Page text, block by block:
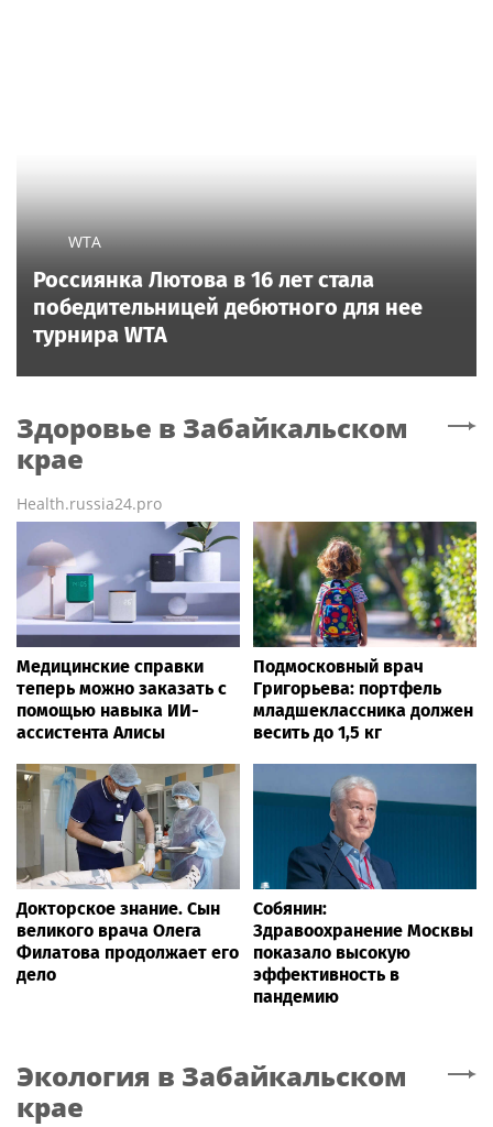
WTA
Россиянка Лютова в 16 лет стала
победительницей дебютного для нее
турнира WTA
Здоровье в Забайкальском
крае
Health.russia24.pro
Медицинские справки
теперь можно заказать с
помощью навыка ИИ-
ассистента Алисы
Подмосковный врач
Григорьева: портфель
младшеклассника должен
весить до 1,5 кг
Докторское знание. Сын
великого врача Олега
Филатова продолжает его
дело
Собянин:
Здравоохранение Москвы
показало высокую
эффективность в
пандемию
Экология в Забайкальском
крае